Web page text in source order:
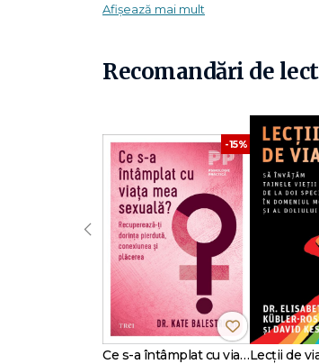
Nota autorului la ediția revizuită
Partea I. Înțelegerea
Introducere. Agresivitatea ascunsă —
Capitolul 1. Personalitățile agresive și
Capitolul 2. Hotărârea neclintită de a
Capitolul 3. Cursa dezlănțuită pentru
Capitolul 4. Înclinația către amăgire și
Capitolul 5. Lovitura sub centură
Capitolul 6. Conștiința morală deficitară
Capitolul 7. Relații abuzive,
Capitolul 8. Copilul manipulator
Afișează mai mult
Recomandări de
-15%
Ce s-a întâmplat cu viața mea sexuală?Lecții de
‹